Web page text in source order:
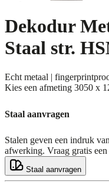
Dekodur
Staal str.
Echt metaal |
Kies een afmeting 3050 x
Staal aanvragen
Stalen geven een indruk
afwerking. Vraag gratis een
Staal aanvragen